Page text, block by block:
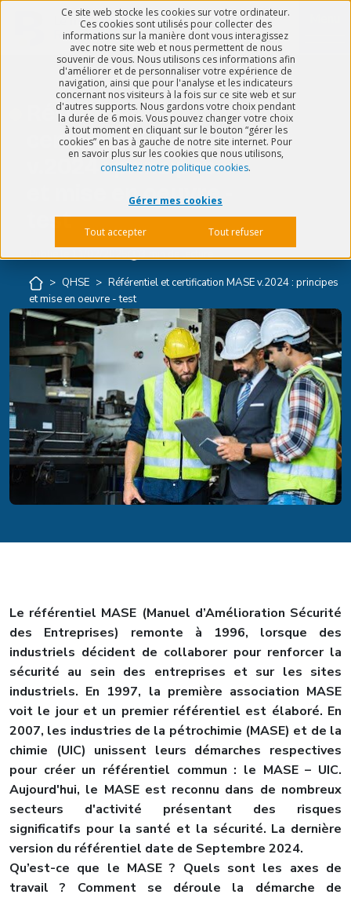
Ce site web stocke les cookies sur votre ordinateur.
Ces cookies sont utilisés pour collecter des
informations sur la manière dont vous interagissez
avec notre site web et nous permettent de nous
souvenir de vous. Nous utilisons ces informations afin
d'améliorer et de personnaliser votre expérience de
navigation, ainsi que pour l'analyse et les indicateurs
concernant nos visiteurs à la fois sur ce site web et sur
d'autres supports. Nous gardons votre choix pendant
la durée de 6 mois. Vous pouvez changer votre choix
à tout moment en cliquant sur le bouton “gérer les
cookies” en bas à gauche de notre site internet. Pour
en savoir plus sur les cookies que nous utilisons,
consultez notre politique cookies.
Gérer mes cookies
Tout accepter Tout refuser
Référentiel et
certification MASE
v.2024 : principes
et mise en oeuvre -
test
Publié le11/02/2025
3 min de lecture
> QHSE > Référentiel et certification MASE v.2024 : principes
et mise en oeuvre - test
Le référentiel MASE (Manuel d’Amélioration Sécurité
des Entreprises) remonte à 1996, lorsque des
industriels décident de collaborer pour renforcer la
sécurité au sein des entreprises et sur les sites
industriels. En 1997, la première association MASE
voit le jour et un premier référentiel est élaboré. En
2007, les industries de la pétrochimie (MASE) et de la
chimie (UIC) unissent leurs démarches respectives
pour créer un référentiel commun : le MASE – UIC.
Aujourd'hui, le MASE est reconnu dans de nombreux
secteurs d'activité présentant des risques
significatifs pour la santé et la sécurité. La dernière
version du référentiel date de Septembre 2024.
Qu’est-ce que le MASE ? Quels sont les axes de
travail ? Comment se déroule la démarche de